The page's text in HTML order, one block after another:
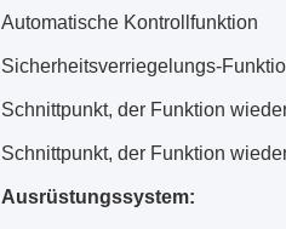
Automatische Kontrollfunktion
Sicherheitsverriegelungs-
Schnittpunkt, der Funktion
Schnittpunkt, der Funktion
Ausrüstungssystem: